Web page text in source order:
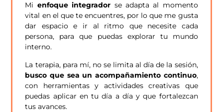
Mi enfoque integrador se adapta al momento
vital en el que te encuentres, por lo que me gusta
dar espacio e ir al ritmo que necesite cada
persona, para que puedas explorar tu mundo
interno.
La terapia, para mí, no se limita al día de la sesión,
busco que sea un acompañamiento continuo,
con herramientas y actividades creativas que
puedas aplicar en tu día a día y que fortalezcan
tus avances.